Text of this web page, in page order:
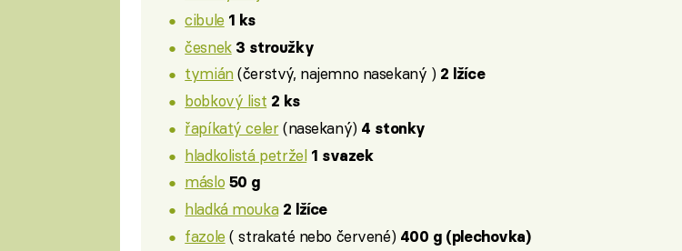
cibule 1 ks
česnek 3 stroužky
tymián(čerstvý, najemno nasekaný ) 2 lžíce
bobkový list 2 ks
řapíkatý celer(nasekaný) 4 stonky
hladkolistá petržel 1 svazek
máslo 50 g
hladká mouka 2 lžíce
fazole ( strakaté nebo červené) 400 g (plechovka)